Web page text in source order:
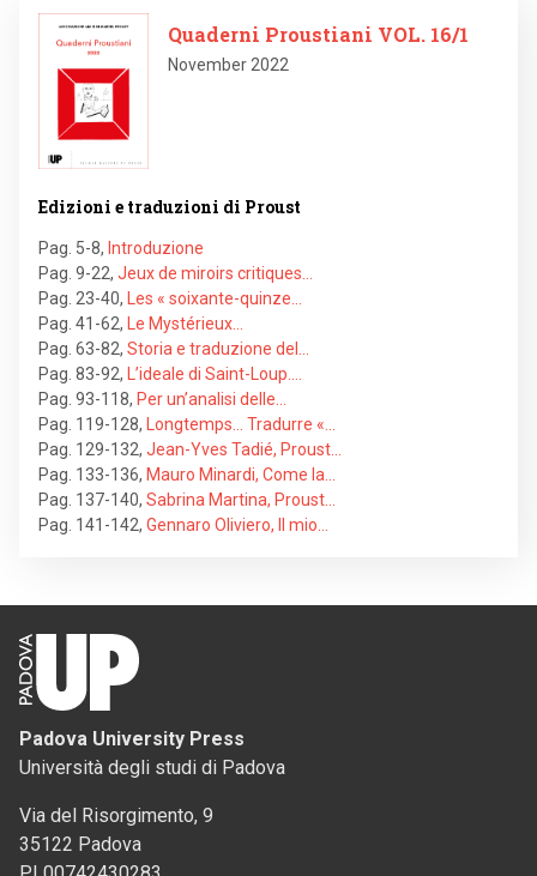
Image
Quaderni Proustiani VOL. 16/1
November 2022
Edizioni e traduzioni di Proust
Pag. 5-8, Introduzione
Pag. 9-22, Jeux de miroirs critiques…
Pag. 23-40,
Les « soixante-quinze…
Pag. 41-62,
Le Mystérieux…
Pag. 63-82, Storia e traduzione del…
Pag. 83-92,
L’ideale di Saint-Loup.…
Pag. 93-118, Per un’analisi delle…
Pag. 119-128,
Longtemps… Tradurre «…
Pag. 129-132, Jean-Yves Tadié, Proust…
Pag. 133-136, Mauro Minardi, Come la…
Pag. 137-140, Sabrina Martina, Proust…
Pag. 141-142, Gennaro Oliviero, Il mio…
Padova University Press
Università degli studi di Padova
Via del Risorgimento, 9
35122 Padova